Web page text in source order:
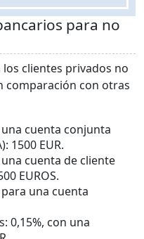
para no
clientes privados no
comparación con otras
cuenta conjunta
1500 EUR.
cuenta de cliente
EUROS.
una cuenta
0,15%, con una